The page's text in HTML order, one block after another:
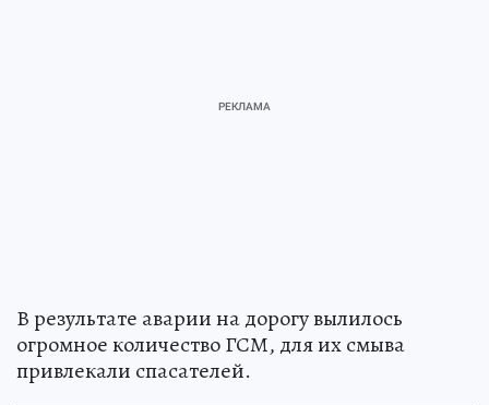
В результате аварии на дорогу вылилось
огромное количество ГСМ, для их смыва
привлекали спасателей.